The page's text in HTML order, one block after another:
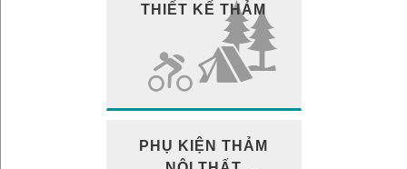
THIẾT KẾ THẢM
PHỤ KIỆN THẢM